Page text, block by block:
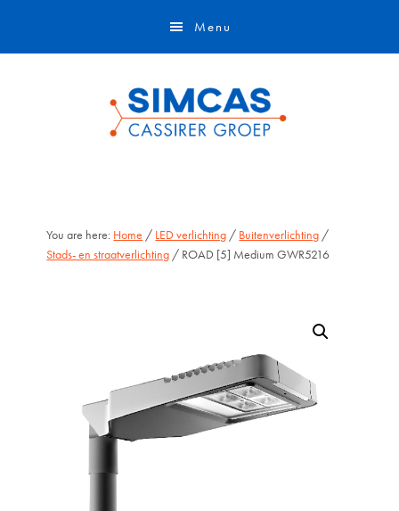
Menu
You are here: Home / LED verlichting / Buitenverlichting /
Stads- en straatverlichting / ROAD [5] Medium GWR5216